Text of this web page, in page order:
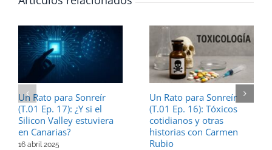
Un Rato para Sonreír
(T.01 Ep. 17): ¿Y si el
Silicon Valley estuviera
en Canarias?
16 abril 2025
Un Rato para Sonreír
(T.01 Ep. 16): Tóxicos
cotidianos y otras
historias con Carmen
Rubio